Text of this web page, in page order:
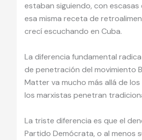
estaban siguiendo, con escasas
esa misma receta de
crecí escuchando en Cuba.
La diferencia fundamental
de penetración del movimiento
Matter va mucho más allá de
los marxistas penetran
La triste diferencia es que el
Partido Demócrata, o al menos